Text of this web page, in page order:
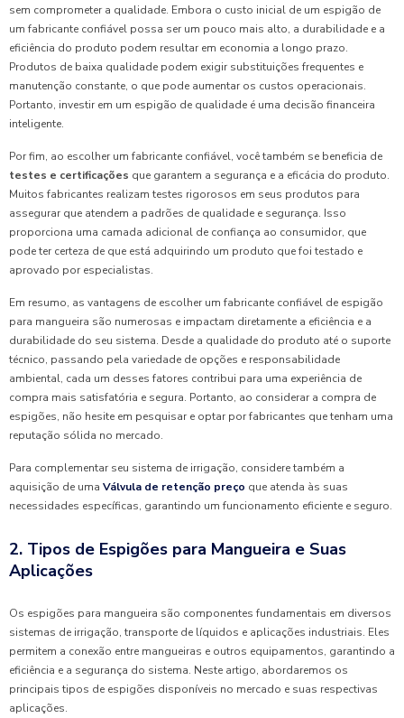
sem comprometer a qualidade. Embora o custo inicial de um espigão de
um fabricante confiável possa ser um pouco mais alto, a durabilidade e a
eficiência do produto podem resultar em economia a longo prazo.
Produtos de baixa qualidade podem exigir substituições frequentes e
manutenção constante, o que pode aumentar os custos operacionais.
Portanto, investir em um espigão de qualidade é uma decisão financeira
inteligente.
Por fim, ao escolher um fabricante confiável, você também se beneficia de
testes e certificações que garantem a segurança e a eficácia do produto.
Muitos fabricantes realizam testes rigorosos em seus produtos para
assegurar que atendem a padrões de qualidade e segurança. Isso
proporciona uma camada adicional de confiança ao consumidor, que
pode ter certeza de que está adquirindo um produto que foi testado e
aprovado por especialistas.
Em resumo, as vantagens de escolher um fabricante confiável de espigão
para mangueira são numerosas e impactam diretamente a eficiência e a
durabilidade do seu sistema. Desde a qualidade do produto até o suporte
técnico, passando pela variedade de opções e responsabilidade
ambiental, cada um desses fatores contribui para uma experiência de
compra mais satisfatória e segura. Portanto, ao considerar a compra de
espigões, não hesite em pesquisar e optar por fabricantes que tenham uma
reputação sólida no mercado.
Para complementar seu sistema de irrigação, considere também a
aquisição de uma Válvula de retenção preço que atenda às suas
necessidades específicas, garantindo um funcionamento eficiente e seguro.
2. Tipos de Espigões para Mangueira e Suas
Aplicações
Os espigões para mangueira são componentes fundamentais em diversos
sistemas de irrigação, transporte de líquidos e aplicações industriais. Eles
permitem a conexão entre mangueiras e outros equipamentos, garantindo a
eficiência e a segurança do sistema. Neste artigo, abordaremos os
principais tipos de espigões disponíveis no mercado e suas respectivas
aplicações.